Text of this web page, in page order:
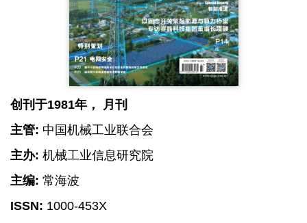
创刊于1981年， 月刊
主管: 中国机械工业联合会
主办: 机械工业信息研究院
主编: 常海波
ISSN: 1000-453X